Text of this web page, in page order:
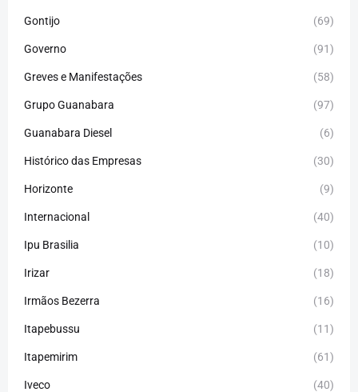
Gontijo (69)
Governo (91)
Greves e Manifestações (58)
Grupo Guanabara (97)
Guanabara Diesel (6)
Histórico das Empresas (30)
Horizonte (9)
Internacional (40)
Ipu Brasilia (10)
Irizar (18)
Irmãos Bezerra (16)
Itapebussu (11)
Itapemirim (61)
Iveco (40)